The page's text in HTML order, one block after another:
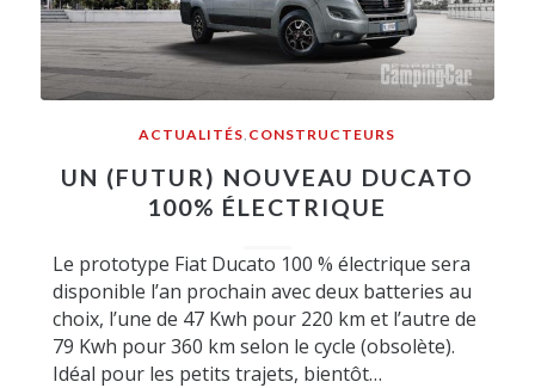
ACTUALITÉS CONSTRUCTEURS
UN (FUTUR) NOUVEAU DUCATO
100% ÉLECTRIQUE
Le prototype Fiat Ducato 100 % électrique sera
disponible l’an prochain avec deux batteries au
choix, l’une de 47 Kwh pour 220 km et l’autre de
79 Kwh pour 360 km selon le cycle (obsolète).
Idéal pour les petits trajets, bientôt…